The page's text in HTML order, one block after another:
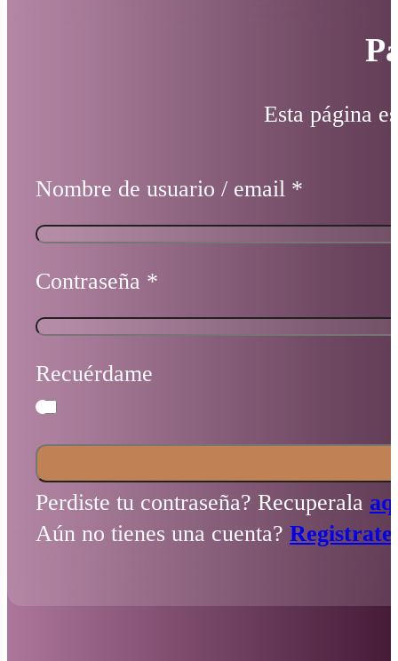
Esta página
Nombre de usuario / email *
Contraseña *
Recuérdame
Perdiste tu contraseña? Recuperala
Aún no tienes una cuenta?